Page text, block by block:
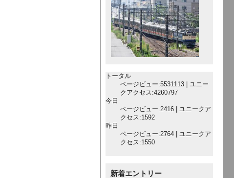
トータル
ページビュー:5531113 | ユニー
クアクセス:4260797
今日
ページビュー:2416 | ユニークア
クセス:1592
昨日
ページビュー:2764 | ユニークア
クセス:1550
新着エントリー